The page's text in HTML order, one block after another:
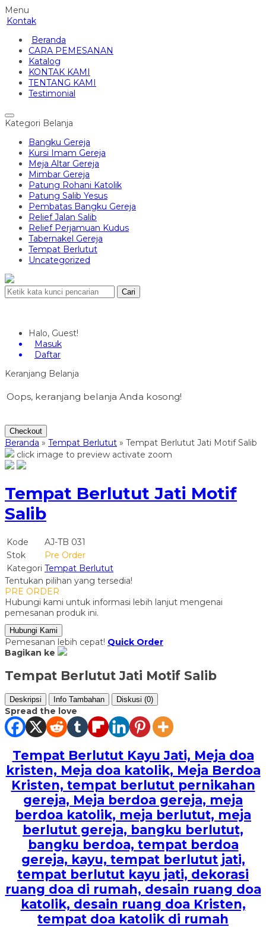
Menu
Kontak
Beranda
CARA PEMESANAN
Katalog
KONTAK KAMI
TENTANG KAMI
Testimonial
Kategori Belanja
Bangku Gereja
Kursi Imam Gereja
Meja Altar Gereja
Mimbar Gereja
Patung Rohani Katolik
Patung Salib Yesus
Pembatas Bangku Gereja
Relief Jalan Salib
Relief Perjamuan Kudus
Tabernakel Gereja
Tempat Berlutut
Uncategorized
Cari
Halo, Guest!
Masuk
Daftar
Keranjang Belanja
Oops, keranjang belanja Anda kosong!
Checkout
Beranda » Tempat Berlutut » Tempat Berlutut Jati Motif Salib
click image to preview activate zoom
Tempat Berlutut Jati Motif
Salib
Kode
AJ-TB 031
Stok
Pre Order
Kategori Tempat Berlutut
Tentukan pilihan yang tersedia!
PRE ORDER
Hubungi kami untuk informasi lebih lanjut mengenai
pemesanan produk ini.
Hubungi Kami
Pemesanan lebih cepat! Quick Order
Bagikan ke
Tempat Berlutut Jati Motif Salib
Deskripsi Info Tambahan Diskusi (0)
Spread the love
Tempat Berlutut Kayu Jati, Meja doa
kristen, Meja doa katolik, Meja Berdoa
Kristen, tempat berlutut pernikahan
gereja, Meja berdoa gereja, meja
berdoa katolik, meja berlutut, meja
berlutut gereja, bangku berlutut,
bangku berdoa, tempat berdoa
gereja, kayu, tempat berlutut jati,
tempat berlutut kayu jati, dekorasi
ruang doa di rumah, desain ruang doa
katolik, desain ruang doa Kristen,
tempat doa katolik di rumah